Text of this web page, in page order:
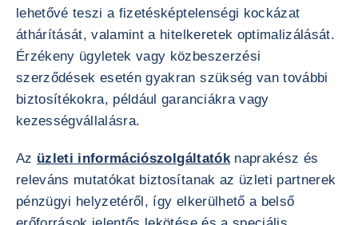
lehetővé teszi a fizetésképtelenségi kockázat
áthárítását, valamint a hitelkeretek optimalizálását.
Érzékeny ügyletek vagy közbeszerzési
szerződések esetén gyakran szükség van további
biztosítékokra, például garanciákra vagy
kezességvállalásra.
Az üzleti információszolgáltatóknaprakész és
releváns mutatókat biztosítanak az üzleti partnerek
pénzügyi helyzetéről, így elkerülhető a belső